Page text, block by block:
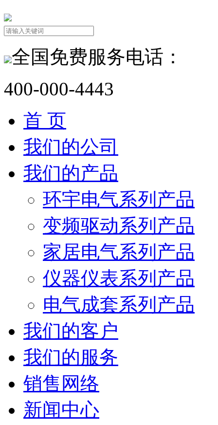
全国免费服务电话：
400-000-4443
首 页
我们的公司
我们的产品
环宇电气系列产品
变频驱动系列产品
家居电气系列产品
仪器仪表系列产品
电气成套系列产品
我们的客户
我们的服务
销售网络
新闻中心